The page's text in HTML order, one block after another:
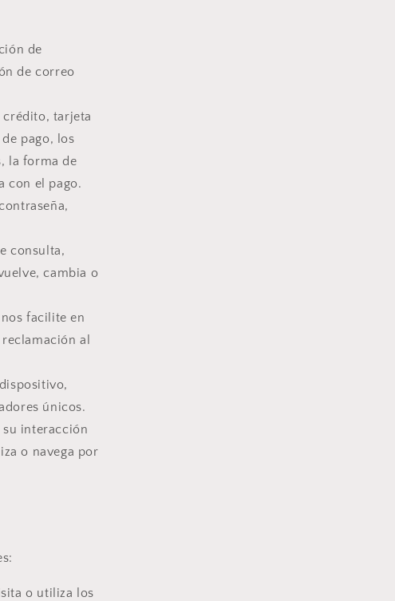
de
de correo
tarjeta
pago, los
la forma de
con el pago.
consulta,
cambia o
facilite en
al
únicos.
interacción
o navega por
o utiliza los